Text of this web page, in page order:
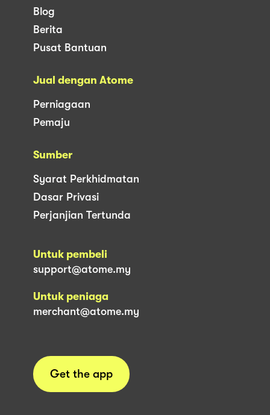
Blog
Berita
Pusat Bantuan
Jual dengan Atome
Perniagaan
Pemaju
Sumber
Syarat Perkhidmatan
Dasar Privasi
Perjanjian Tertunda
Untuk pembeli
support@atome.my
Untuk peniaga
merchant@atome.my
Get the app